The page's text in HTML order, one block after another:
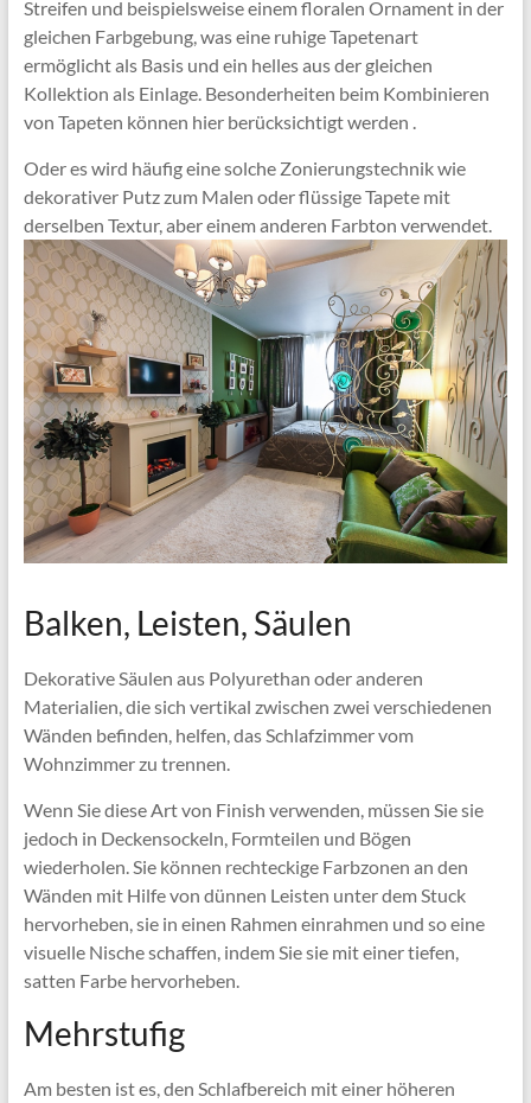
Streifen und beispielsweise einem floralen Ornament in der
gleichen Farbgebung, was eine ruhige Tapetenart
ermöglicht als Basis und ein helles aus der gleichen
Kollektion als Einlage. Besonderheiten beim Kombinieren
von Tapeten können hier berücksichtigt werden .
Oder es wird häufig eine solche Zonierungstechnik wie
dekorativer Putz zum Malen oder flüssige Tapete mit
derselben Textur, aber einem anderen Farbton verwendet.
Balken, Leisten, Säulen
Dekorative Säulen aus Polyurethan oder anderen
Materialien, die sich vertikal zwischen zwei verschiedenen
Wänden befinden, helfen, das Schlafzimmer vom
Wohnzimmer zu trennen.
Wenn Sie diese Art von Finish verwenden, müssen Sie sie
jedoch in Deckensockeln, Formteilen und Bögen
wiederholen. Sie können rechteckige Farbzonen an den
Wänden mit Hilfe von dünnen Leisten unter dem Stuck
hervorheben, sie in einen Rahmen einrahmen und so eine
visuelle Nische schaffen, indem Sie sie mit einer tiefen,
satten Farbe hervorheben.
Mehrstufig
Am besten ist es, den Schlafbereich mit einer höheren